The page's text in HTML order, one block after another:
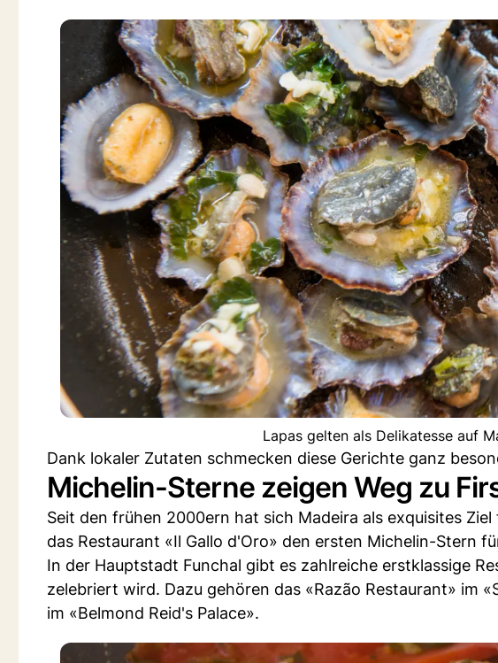
Lapas gelten als Delikatesse auf
Dank lokaler Zutaten schmecken diese Gerichte ganz
Michelin-Sterne zeigen Weg zu
Seit den frühen 2000ern hat sich Madeira als exquisites
das Restaurant «Il Gallo d'Oro» den ersten Michelin-Stern
In der Hauptstadt Funchal gibt es zahlreiche erstklassige
zelebriert wird. Dazu gehören das «Razão Restaurant» im
im «Belmond Reid's Palace».